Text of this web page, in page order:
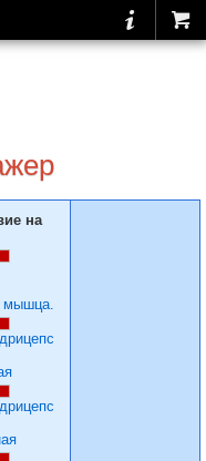
на
мышца.